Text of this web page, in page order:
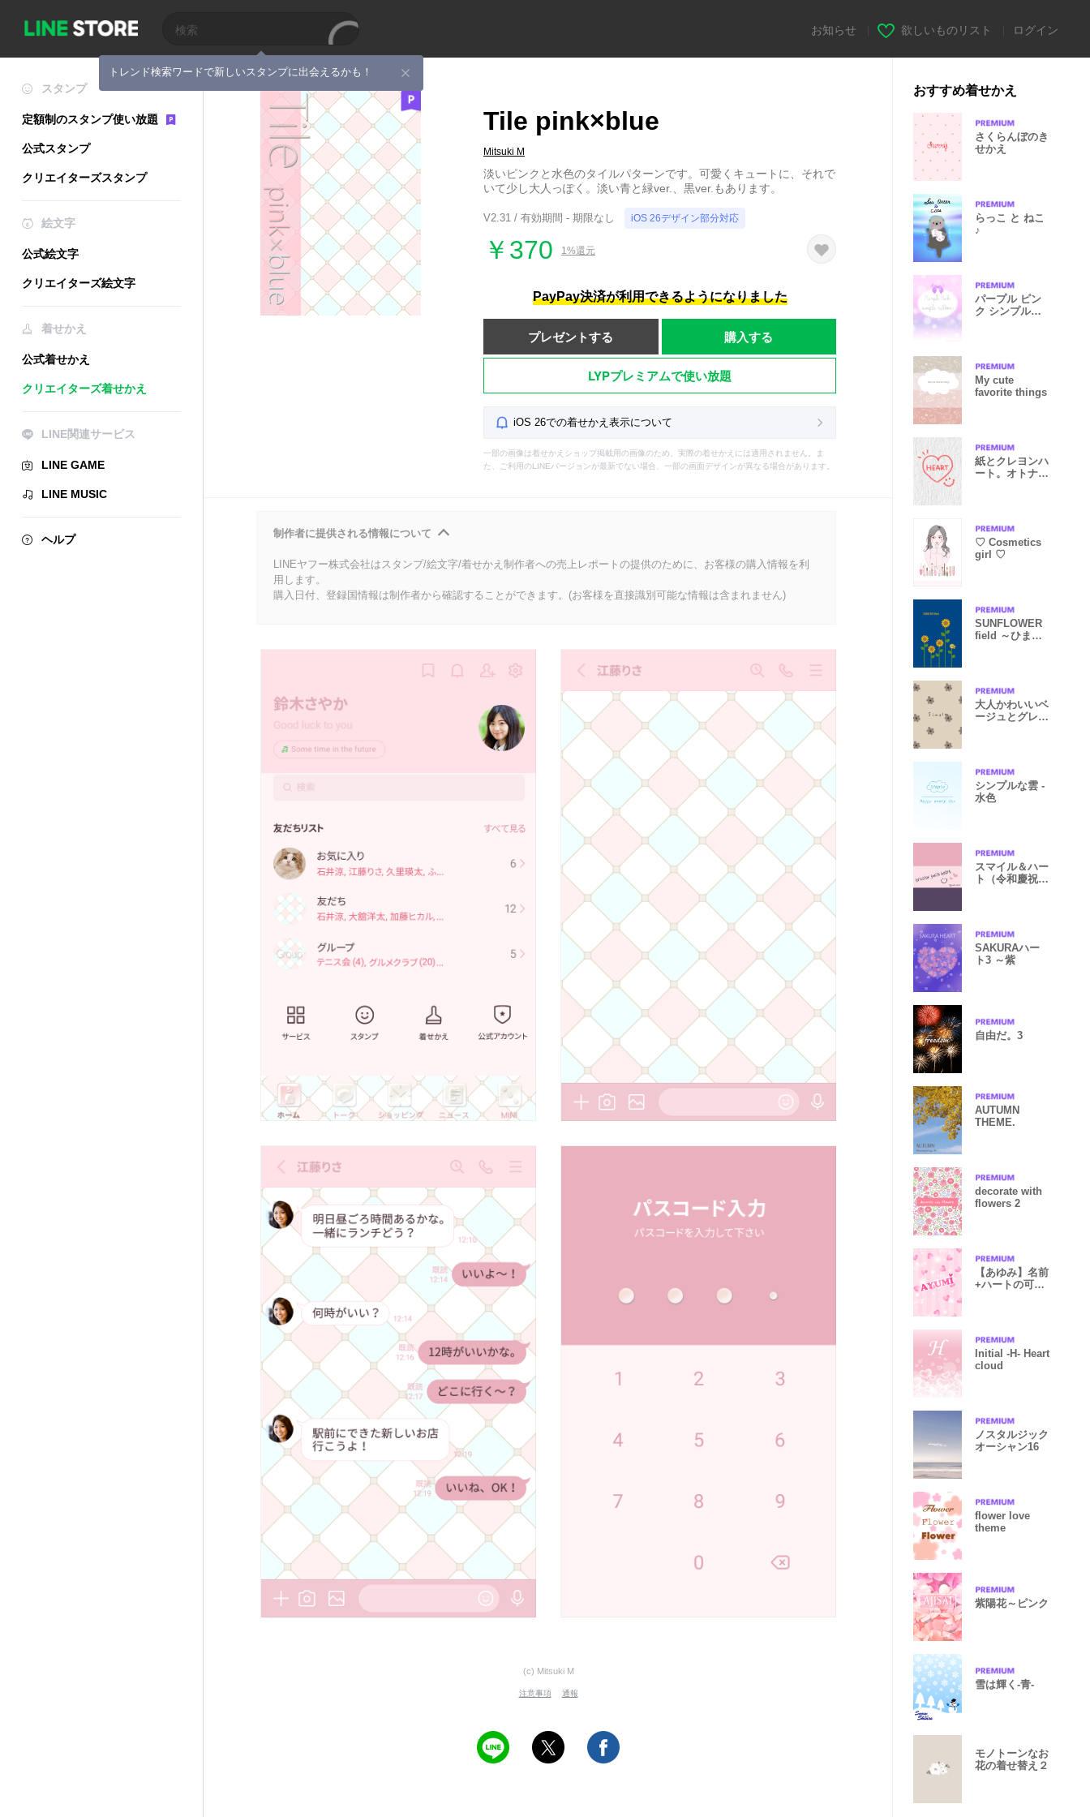
トレンド検索ワードで新しいスタンプに出会えるかも！
お知らせ 欲しいものリスト ログイン
スタンプ
定額制のスタンプ使い放題
公式スタンプ
クリエイターズスタンプ
絵文字
公式絵文字
クリエイターズ絵文字
着せかえ
公式着せかえ
クリエイターズ着せかえ
LINE関連サービス
LINE GAME
LINE MUSIC
ヘルプ
Tile pink×blue
Mitsuki M
淡いピンクと水色のタイルパターンです。可愛くキュートに、それで
いて少し大人っぽく。淡い青と緑ver.、黒ver.もあります。
V2.31 / 有効期間 - 期限なし iOS 26デザイン部分対応
￥370 1%還元
PayPay決済が利用できるようになりました
プレゼントする 購入する
LYPプレミアムで使い放題
iOS 26での着せかえ表示について
一部の画像は着せかえショップ掲載用の画像のため、実際の着せかえには適用されません。ま
た、ご利用のLINEバージョンが最新でない場合、一部の画面デザインが異なる場合があります。
制作者に提供される情報について
LINEヤフー株式会社はスタンプ/絵文字/着せかえ制作者への売上レポートの提供のために、お客様の購入情報を利
用します。
購入日付、登録国情報は制作者から確認することができます。(お客様を直接識別可能な情報は含まれません)
(c) Mitsuki M
注意事項 通報
おすすめ着せかえ
さくらんぼのき
せかえ
らっこ と ねこ
♪
パープル ピン
ク シンプルリ
My cute
favorite things
紙とクレヨンハ
ート。オトナ
♡ Cosmetics
girl ♡
SUNFLOWER
field ～ひまわ
大人かわいいベ
ージュとグレー
シンプルな雲 -
水色
スマイル＆ハー
ト（令和慶祝カ
SAKURAハー
ト3 ～紫
自由だ。3
AUTUMN
THEME.
decorate with
flowers 2
【あゆみ】名前
+ハートの可愛
Initial -H- Heart
cloud
ノスタルジック
オーシャン16
flower love
theme
紫陽花～ピンク
雪は輝く-青-
モノトーンなお
花の着せ替え２